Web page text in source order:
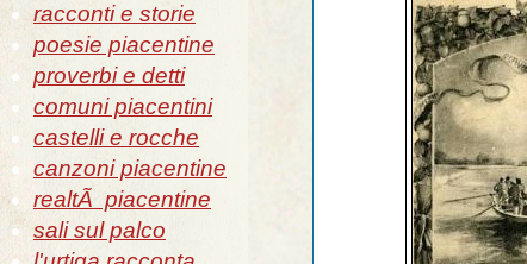
racconti e storie
poesie piacentine
proverbi e detti
comuni piacentini
castelli e rocche
canzoni piacentine
realtÃ piacentine
sali sul palco